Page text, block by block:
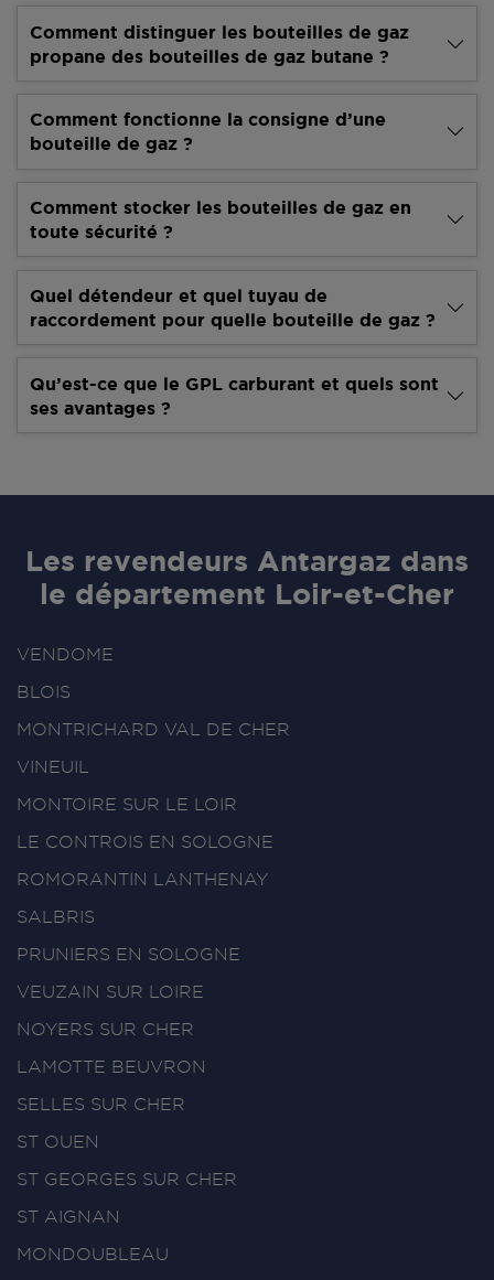
Comment distinguer les bouteilles de gaz
propane des bouteilles de gaz butane ?
Comment fonctionne la consigne d’une
bouteille de gaz ?
Comment stocker les bouteilles de gaz en
toute sécurité ?
Quel détendeur et quel tuyau de
raccordement pour quelle bouteille de gaz ?
Qu’est-ce que le GPL carburant et quels sont
ses avantages ?
Les revendeurs Antargaz dans
le département Loir-et-Cher
VENDOME
BLOIS
MONTRICHARD VAL DE CHER
VINEUIL
MONTOIRE SUR LE LOIR
LE CONTROIS EN SOLOGNE
ROMORANTIN LANTHENAY
SALBRIS
PRUNIERS EN SOLOGNE
VEUZAIN SUR LOIRE
NOYERS SUR CHER
LAMOTTE BEUVRON
SELLES SUR CHER
ST OUEN
ST GEORGES SUR CHER
ST AIGNAN
MONDOUBLEAU